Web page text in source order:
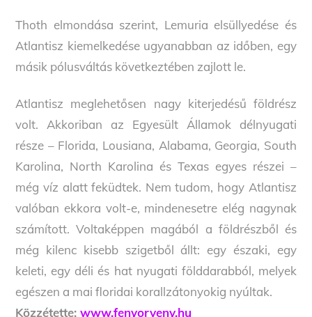
Thoth elmondása szerint, Lemuria elsüllyedése és
Atlantisz kiemelkedése ugyanabban az időben, egy
másik pólusváltás következtében zajlott le.
Atlantisz meglehetősen nagy kiterjedésű földrész
volt. Akkoriban az Egyesült Államok délnyugati
része – Florida, Lousiana, Alabama, Georgia, South
Karolina, North Karolina és Texas egyes részei –
még víz alatt feküdtek. Nem tudom, hogy Atlantisz
valóban ekkora volt-e, mindenesetre elég nagynak
számított. Voltaképpen magából a földrészből és
még kilenc kisebb szigetből állt: egy északi, egy
keleti, egy déli és hat nyugati földdarabból, melyek
egészen a mai floridai korallzátonyokig nyúltak.
Közzétette:www.fenyorveny.hu